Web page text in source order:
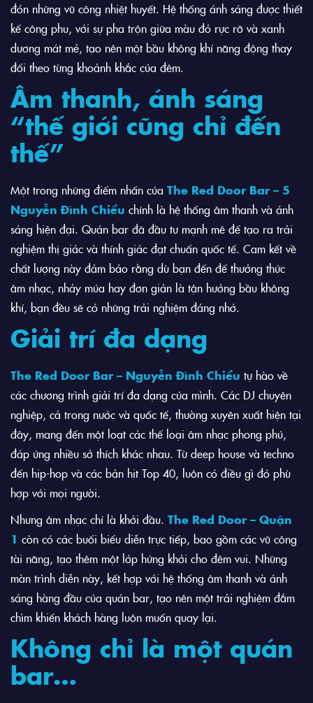
đón những vũ công nhiệt huyết. Hệ thống ánh sáng được thiết
kế công phu, với sự pha trộn giữa màu đỏ rực rỡ và xanh
dương mát mẻ, tạo nên một bầu không khí năng động thay
đổi theo từng khoảnh khắc của đêm.
Âm thanh, ánh sáng
“thế giới cũng chỉ đến
thế”
Một trong những điểm nhấn của The Red Door Bar – 5
Nguyễn Đình Chiểu chính là hệ thống âm thanh và ánh
sáng hiện đại. Quán bar đã đầu tư mạnh mẽ để tạo ra trải
nghiệm thị giác và thính giác đạt chuẩn quốc tế. Cam kết về
chất lượng này đảm bảo rằng dù bạn đến để thưởng thức
âm nhạc, nhảy múa hay đơn giản là tận hưởng bầu không
khí, bạn đều sẽ có những trải nghiệm đáng nhớ.
Giải trí đa dạng
The Red Door Bar – Nguyễn Đình Chiểu tự hào về
các chương trình giải trí đa dạng của mình. Các DJ chuyên
nghiệp, cả trong nước và quốc tế, thường xuyên xuất hiện tại
đây, mang đến một loạt các thể loại âm nhạc phong phú,
đáp ứng nhiều sở thích khác nhau. Từ deep house và techno
đến hip-hop và các bản hit Top 40, luôn có điều gì đó phù
hợp với mọi người.
Nhưng âm nhạc chỉ là khởi đầu. The Red Door – Quận
1 còn có các buổi biểu diễn trực tiếp, bao gồm các vũ công
tài năng, tạo thêm một lớp hứng khởi cho đêm vui. Những
màn trình diễn này, kết hợp với hệ thống âm thanh và ánh
sáng hàng đầu của quán bar, tạo nên một trải nghiệm đắm
chìm khiến khách hàng luôn muốn quay lại.
Không chỉ là một quán
bar…